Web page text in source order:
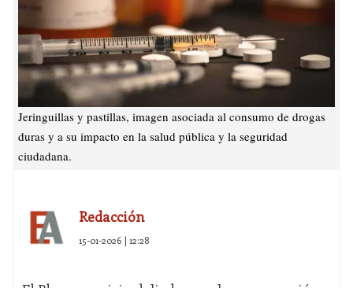
Jeringuillas y pastillas, imagen asociada al consumo de drogas
duras y a su impacto en la salud pública y la seguridad
ciudadana.
Redacción
15-01-2026 | 12:28